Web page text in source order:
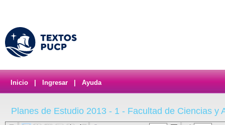
Inicio Ingresar Ayuda
Planes de Estudio 2013 - 1 - Facultad de Ciencias y